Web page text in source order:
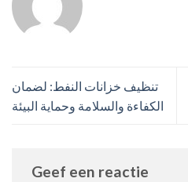
تنظيف خزانات النفط: لضمان
الكفاءة والسلامة وحماية البيئة
Geef een reactie